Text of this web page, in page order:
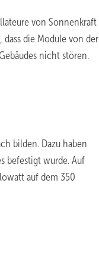
von Sonnenkraft
die Module von der
nicht stören.
bilden. Dazu haben
befestigt wurde. Auf
auf dem 350